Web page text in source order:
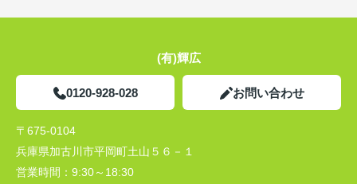
(有)輝広
0120-928-028 お問い合わせ
〒675-0104
兵庫県加古川市平岡町土山５６－１
営業時間： 9:30～18:30